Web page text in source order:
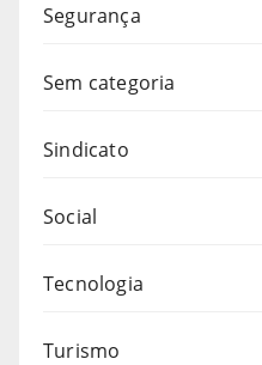
Segurança
Sem categoria
Sindicato
Social
Tecnologia
Turismo